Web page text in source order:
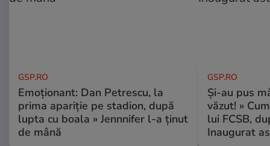
GSP.RO
Emoționant: Dan Petrescu, la
prima apariție pe stadion, după
lupta cu boala » Jennnifer l-a ținut
de mână
GSP.RO
Și-au pus
văzut! »
lui FCSB,
Inaugurat